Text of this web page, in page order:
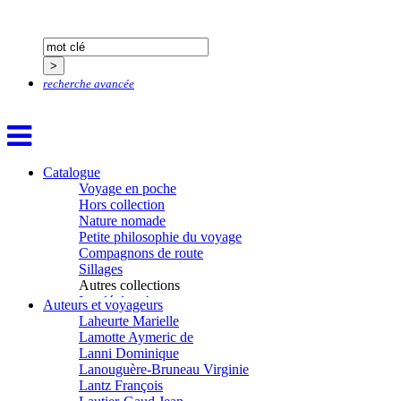
recherche avancée
Catalogue
Voyage en poche
Hors collection
Nature nomade
Petite philosophie du voyage
Compagnons de route
Sillages
Autres collections
La clé des champs
Chemins d’étoiles
Visions
Auteurs et voyageurs
Houdaille Christophe
Hussenet Emmanuel
Klein Julie
Klotz Lætitia
Klvana Ilya
Kotry Jérôme
La Brosse Gaële de
Labouche Didier
Lacarrière Jacques
Lacrampe Corine
Lagny Laurence
Laheurte Marielle
Lamotte Aymeric de
Lanni Dominique
Lanouguère-Bruneau Virginie
Lantz François